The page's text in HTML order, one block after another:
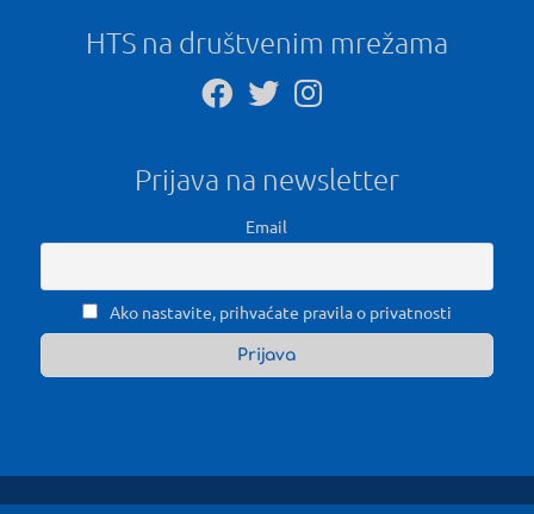
HTS na društvenim mrežama
Prijava na newsletter
Email
Ako nastavite, prihvaćate pravila o privatnosti